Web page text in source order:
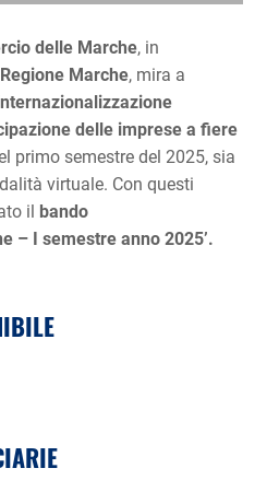
delle Marche, in
Regione Marche, mira a
delle imprese a fiere
primo semestre del 2025, sia
virtuale. Con questi
il
bando
– I semestre anno 2025’.